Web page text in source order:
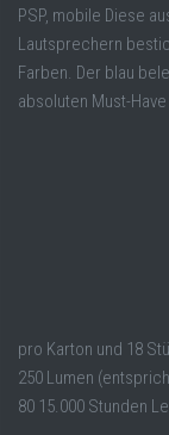
PSP, mobile Diese
Lautsprechern
Farben. Der blau
absoluten Must-Have
pro Karton und 18
250 Lumen
80 15.000 Stunden